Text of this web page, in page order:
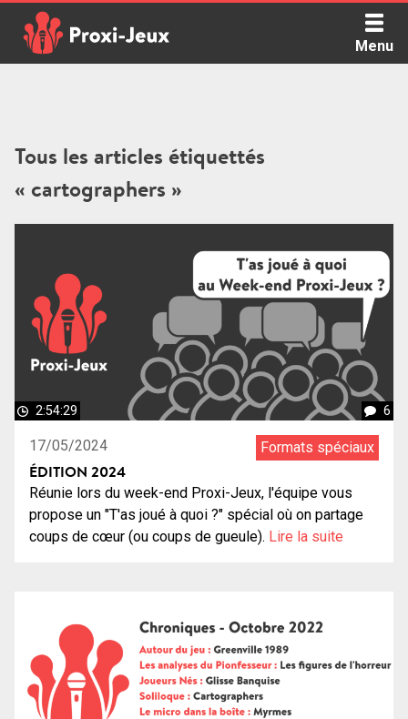
content
Menu
Tous les articles étiquettés
« cartographers »
2:54:29 6
17/05/2024 Formats spéciaux
ÉDITION 2024
Réunie lors du week-end Proxi-Jeux, l'équipe vous
propose un "T'as joué à quoi ?" spécial où on partage
coups de cœur (ou coups de gueule). Lire la suite